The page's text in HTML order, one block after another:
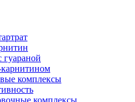
гуараной
комплексы